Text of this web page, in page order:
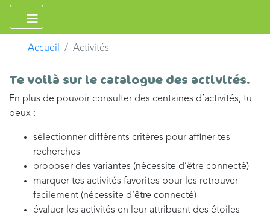
Accueil Activités
Te voilà sur le catalogue des activités.
En plus de pouvoir consulter des centaines d’activités, tu
peux :
sélectionner différents critères pour affiner tes
recherches
proposer des variantes (nécessite d’être connecté)
marquer tes activités favorites pour les retrouver
facilement (nécessite d’être connecté)
évaluer les activités en leur attribuant des étoiles